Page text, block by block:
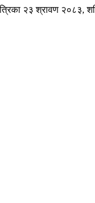
२३ श्रावण २०८३,